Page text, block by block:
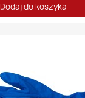
Dodaj do koszyka